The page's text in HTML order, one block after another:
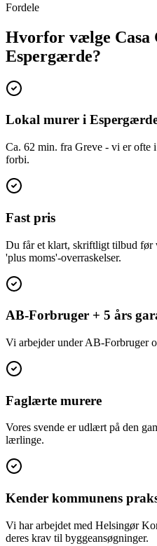
Fordele
Hvorfor vælge Casa
Espergærde?
Lokal murer i
Ca. 62 min. fra Greve - vi er ofte
forbi.
Fast pris
Du får et klart, skriftligt tilbud før
'plus moms'-overraskelser.
AB-Forbruger + 5 års
Vi arbejder under AB-Forbruger
Faglærte murere
Vores svende er udlært på den
lærlinge.
Kender kommunens
Vi har arbejdet med Helsingør
deres krav til byggeansøgninger.